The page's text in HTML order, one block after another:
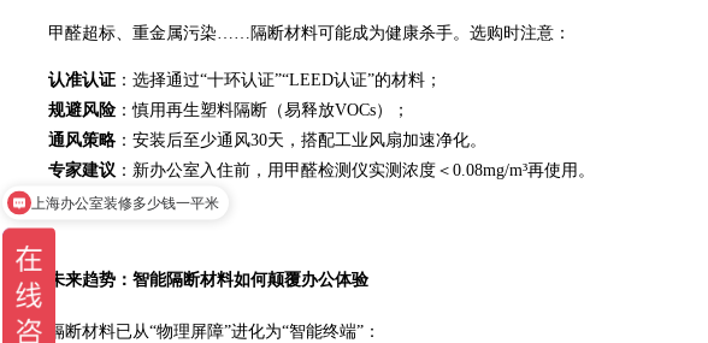
甲醛超标、重金属污染……隔断材料可能成为健康杀手。选购时注意：
认准认证 ：选择通过“十环认证”“LEED认证”的材料；
规避风险 ：慎用再生塑料隔断（易释放VOCs）；
通风策略 ：安装后至少通风30天，搭配工业风扇加速净化。
专家建议 ：新办公室入住前，用甲醛检测仪实测浓度＜0.08mg/m³再使用。
未来趋势：智能隔断材料如何颠覆办公体验
隔断材料已从“物理屏障”进化为“智能终端”：
上海办公室装修多少钱一平米